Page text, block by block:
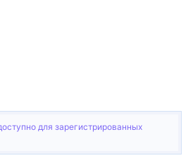
для зарегистрированных